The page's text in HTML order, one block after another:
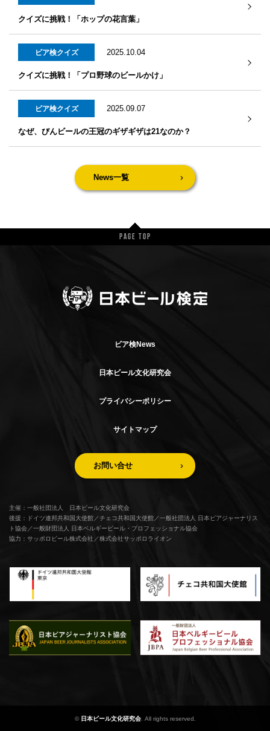
クイズに挑戦！「ホップの花言葉」
ビア検クイズ 2025.10.04
クイズに挑戦！「プロ野球のビールかけ」
ビア検クイズ 2025.09.07
なぜ、びんビールの王冠のギザギザは21なのか？
News一覧
Page Top
ビア検News
日本ビール文化研究会
プライバシーポリシー
サイトマップ
お問い合せ
主催：一般社団法人 日本ビール文化研究会
後援：ドイツ連邦共和国大使館／チェコ共和国大使館／一般社団法人 日本ビアジャーナリス
ト協会／一般財団法人 日本ベルギービール・プロフェッショナル協会
協力：サッポロビール株式会社／株式会社サッポロライオン
© 日本ビール文化研究会. All rights reserved.